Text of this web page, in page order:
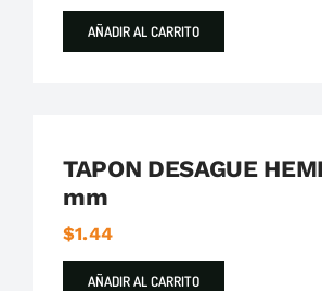
AÑADIR AL CARRITO
TAPON DESAGUE
mm
$1.44
AÑADIR AL CARRITO